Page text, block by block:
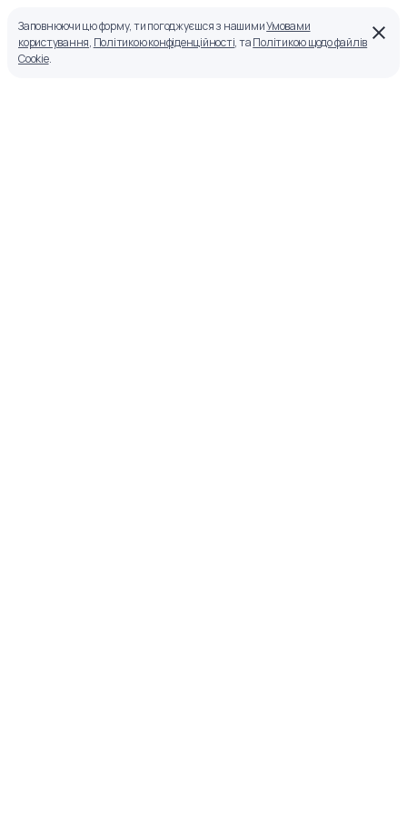
Заповнюючи цю форму, ти погоджуєшся з нашимиУмовами
користування, Політикою конфіденційності, таПолітикою щодо файлів
Cookie.